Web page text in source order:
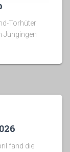
Torhüter
Jungingen
fand die